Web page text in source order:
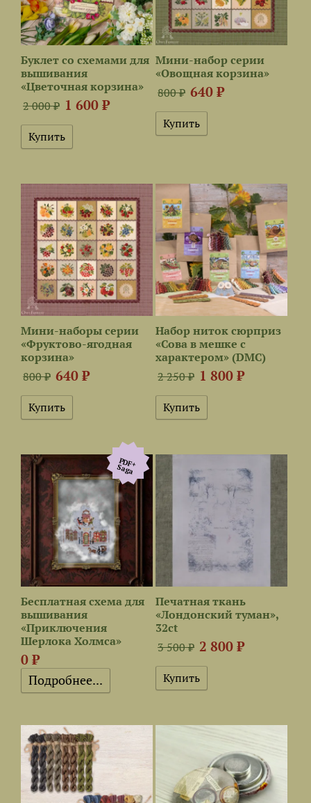
Буклет со схемами для
вышивания
«Цветочная корзина»
2 000 ₽ 1 600 ₽
Мини-набор серии
«Овощная корзина»
800 ₽ 640 ₽
Мини-наборы серии
«Фруктово-ягодная
корзина»
800 ₽ 640 ₽
Набор ниток сюрприз
«Сова в мешке с
характером» (DMC)
2 250 ₽ 1 800 ₽
PDF+
Saga
Бесплатная схема для
вышивания
«Приключения
Шерлока Холмса»
0 ₽
Подробнее...
Печатная ткань
«Лондонский туман»,
32ct
3 500 ₽ 2 800 ₽